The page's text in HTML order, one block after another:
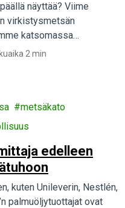
näyttää? Viime
virkistysmetsän
katsomassa
virkistys- ja maisema-
2 min
metsäkato
edelleen
kuten Unileverin, Nestlén,
palmuöljytuottajat ovat